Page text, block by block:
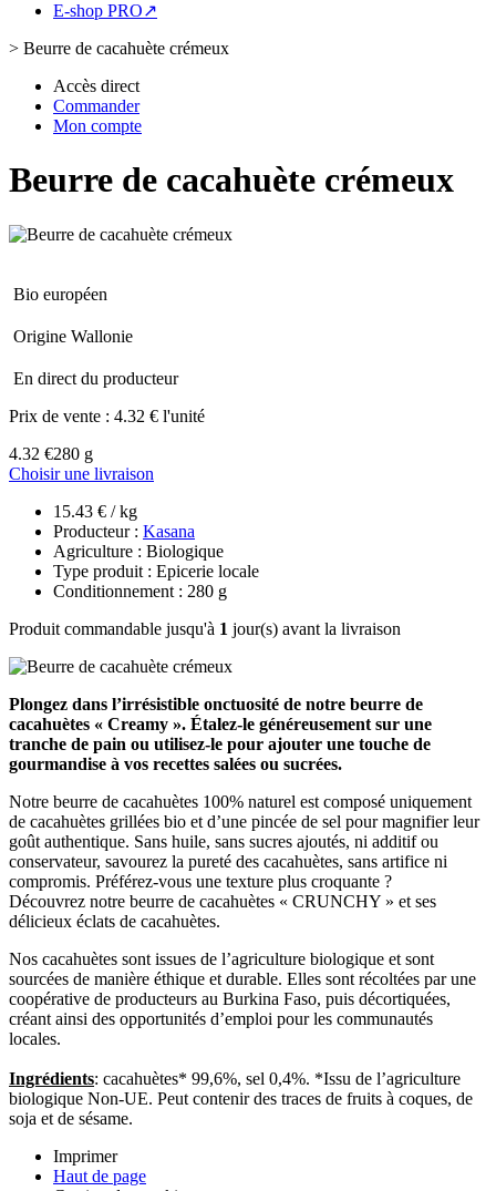
E-shop PRO↗
> Beurre de cacahuète crémeux
Accès direct
Commander
Mon compte
Beurre de cacahuète crémeux
Bio européen
Origine Wallonie
En direct du producteur
Prix de vente : 4.32 € l'unité
4.32 €280 g
Choisir une livraison
15.43 € / kg
Producteur : Kasana
Agriculture : Biologique
Type produit : Epicerie locale
Conditionnement : 280 g
Produit commandable jusqu'à 1 jour(s) avant la livraison
Plongez dans l’irrésistible onctuosité de notre beurre de
cacahuètes « Creamy ». Étalez-le généreusement sur une
tranche de pain ou utilisez-le pour ajouter une touche de
gourmandise à vos recettes salées ou sucrées.
Notre beurre de cacahuètes 100% naturel est composé uniquement
de cacahuètes grillées bio et d’une pincée de sel pour magnifier leur
goût authentique. Sans huile, sans sucres ajoutés, ni additif ou
conservateur, savourez la pureté des cacahuètes, sans artifice ni
compromis. Préférez-vous une texture plus croquante ?
Découvrez notre beurre de cacahuètes « CRUNCHY » et ses
délicieux éclats de cacahuètes.
Nos cacahuètes sont issues de l’agriculture biologique et sont
sourcées de manière éthique et durable. Elles sont récoltées par une
coopérative de producteurs au Burkina Faso, puis décortiquées,
créant ainsi des opportunités d’emploi pour les communautés
locales.
Ingrédients: cacahuètes* 99,6%, sel 0,4%. *Issu de l’agriculture
biologique Non-UE. Peut contenir des traces de fruits à coques, de
soja et de sésame.
Imprimer
Haut de page